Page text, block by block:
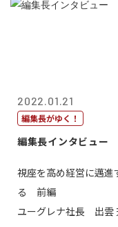
2022.01.21
編集長がゆく！
編集長インタビュー
視座を高め経営に邁進
る 前編
ユーグレナ社長 出雲